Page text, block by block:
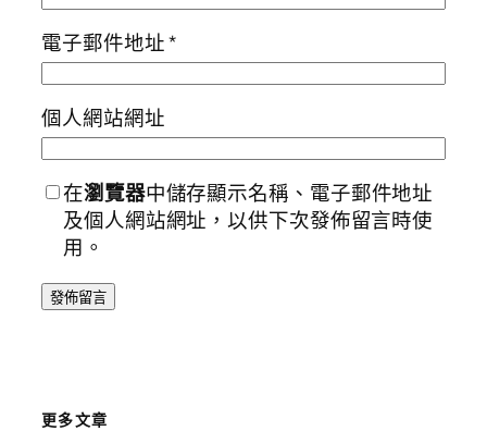
電子郵件地址*
個人網站網址
在瀏覽器中儲存顯示名稱、電子郵件地址
及個人網站網址，以供下次發佈留言時使
用。
更多文章